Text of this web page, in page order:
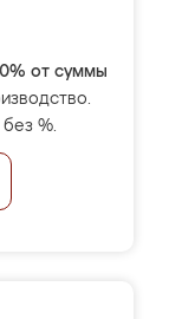
от суммы
%.